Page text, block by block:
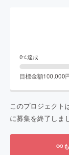
0%達成
目標金額100,000
このプロジェクトは
に募集を終了しま